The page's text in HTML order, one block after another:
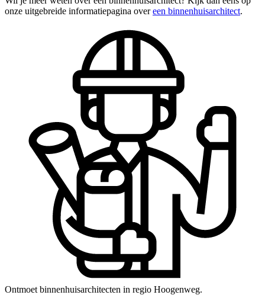
onze uitgebreide informatiepagina overeen binnenhuisarchitect.
Ontmoet binnenhuisarchitecten in regio Hoogenweg.